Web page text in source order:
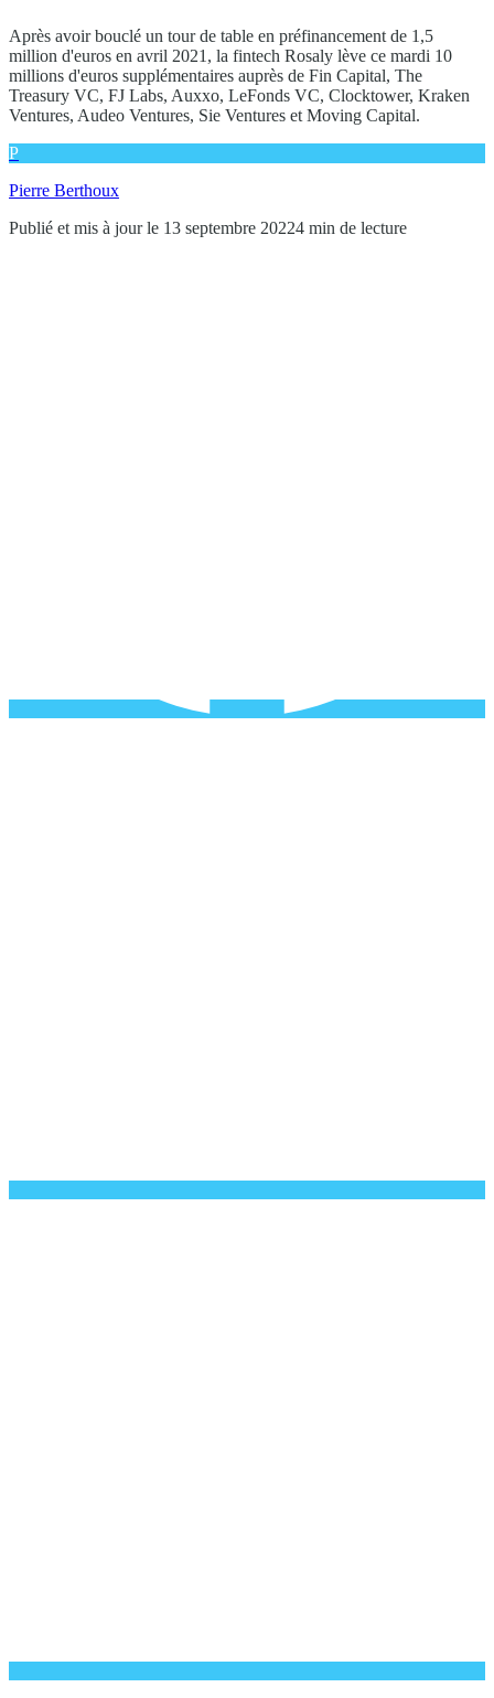
Après avoir bouclé un tour de table en préfinancement de 1,5
million d'euros en avril 2021, la fintech Rosaly lève ce mardi 10
millions d'euros supplémentaires auprès de Fin Capital, The
Treasury VC, FJ Labs, Auxxo, LeFonds VC, Clocktower, Kraken
Ventures, Audeo Ventures, Sie Ventures et Moving Capital.
P
Pierre Berthoux
Publié et mis à jour le 13 septembre 20224 min de lecture